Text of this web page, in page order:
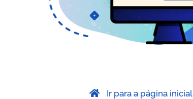
Ir para a página inicial